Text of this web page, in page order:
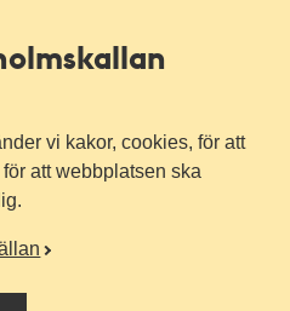
vi kakor, cookies, för att
att webbplatsen ska